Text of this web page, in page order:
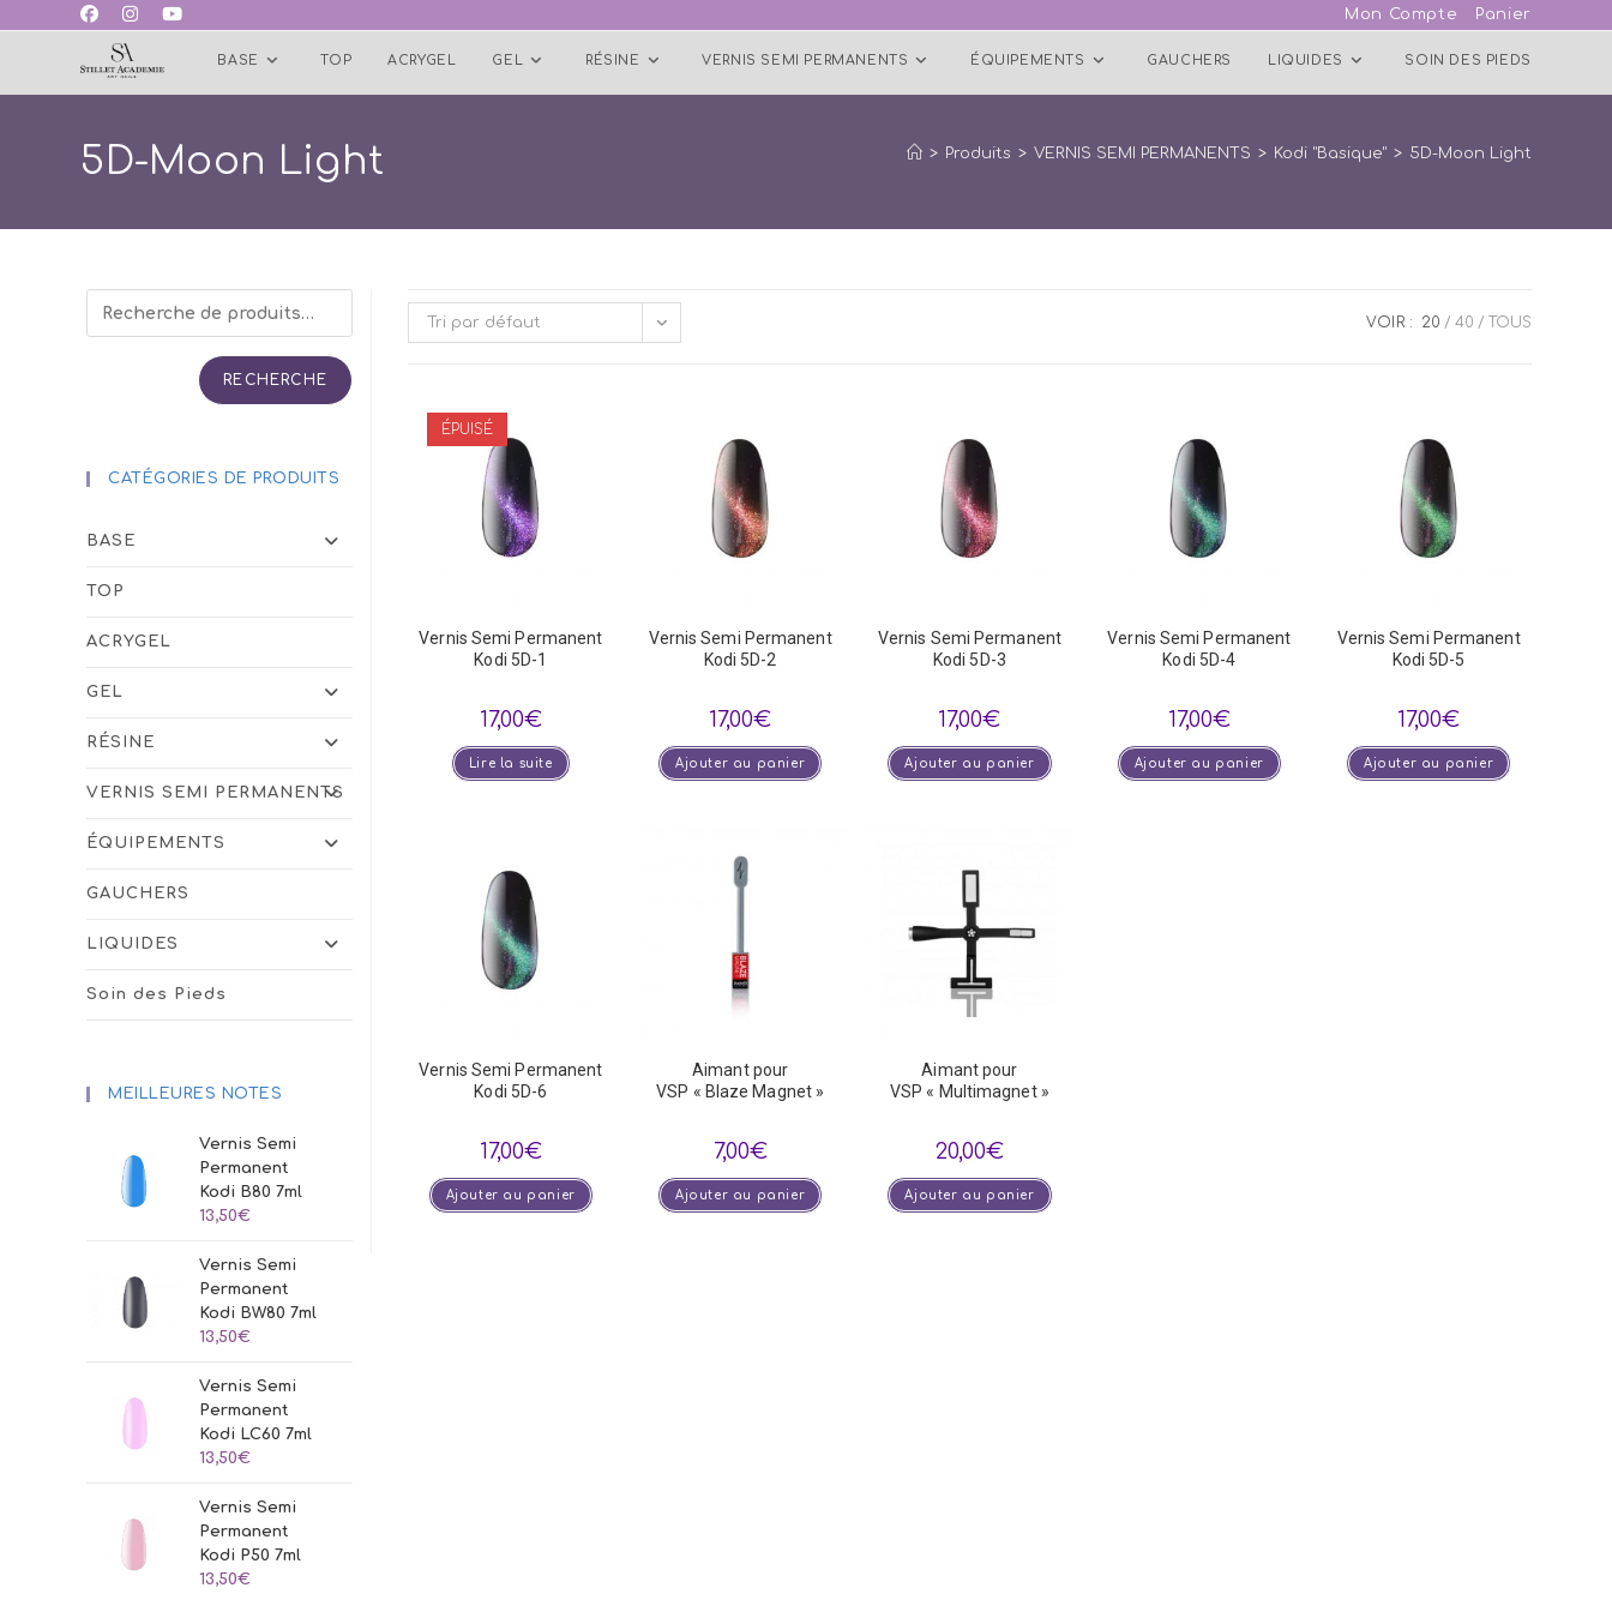
Mon Compte Panier
BASE TOP ACRYGEL GEL RÉSINE VERNIS SEMI PERMANENTS ÉQUIPEMENTS GAUCHERS LIQUIDES SOIN DES PIEDS
5D-Moon Light > Produits > VERNIS SEMI PERMANENTS > Kodi "Basique" > 5D-Moon Light
Tri par défaut VOIR : 20 40 TOUS
ÉPUISÉ
Vernis Semi Permanent
Kodi 5D-1
17,00€
Lire la suite
Vernis Semi Permanent
Kodi 5D-2
17,00€
Ajouter au panier
Vernis Semi Permanent
Kodi 5D-3
17,00€
Ajouter au panier
Vernis Semi Permanent
Kodi 5D-4
17,00€
Ajouter au panier
Vernis Semi Permanent
Kodi 5D-5
17,00€
Ajouter au panier
Vernis Semi Permanent
Kodi 5D-6
17,00€
Ajouter au panier
Aimant pour
VSP « Blaze Magnet »
7,00€
Ajouter au panier
Aimant pour
VSP « Multimagnet »
20,00€
Ajouter au panier
RECHERCHE
CATÉGORIES DE PRODUITS
BASE
TOP
ACRYGEL
GEL
RÉSINE
VERNIS SEMI PERMANENTS
ÉQUIPEMENTS
GAUCHERS
LIQUIDES
Soin des Pieds
MEILLEURES NOTES
Vernis Semi
Permanent
Kodi B80 7ml
13,50€
Vernis Semi
Permanent
Kodi BW80 7ml
13,50€
Vernis Semi
Permanent
Kodi LC60 7ml
13,50€
Vernis Semi
Permanent
Kodi P50 7ml
13,50€